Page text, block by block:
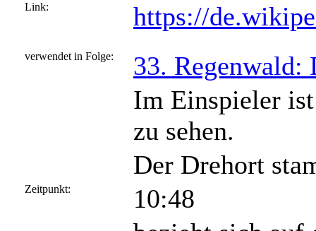
Link: https://
verwendet in Folge:
33. Regenwald:
Im Einspieler
zu sehen.
Der Drehort
Zeitpunkt:
10:48